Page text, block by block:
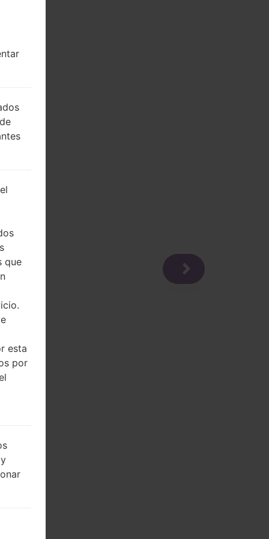
que
esta
por